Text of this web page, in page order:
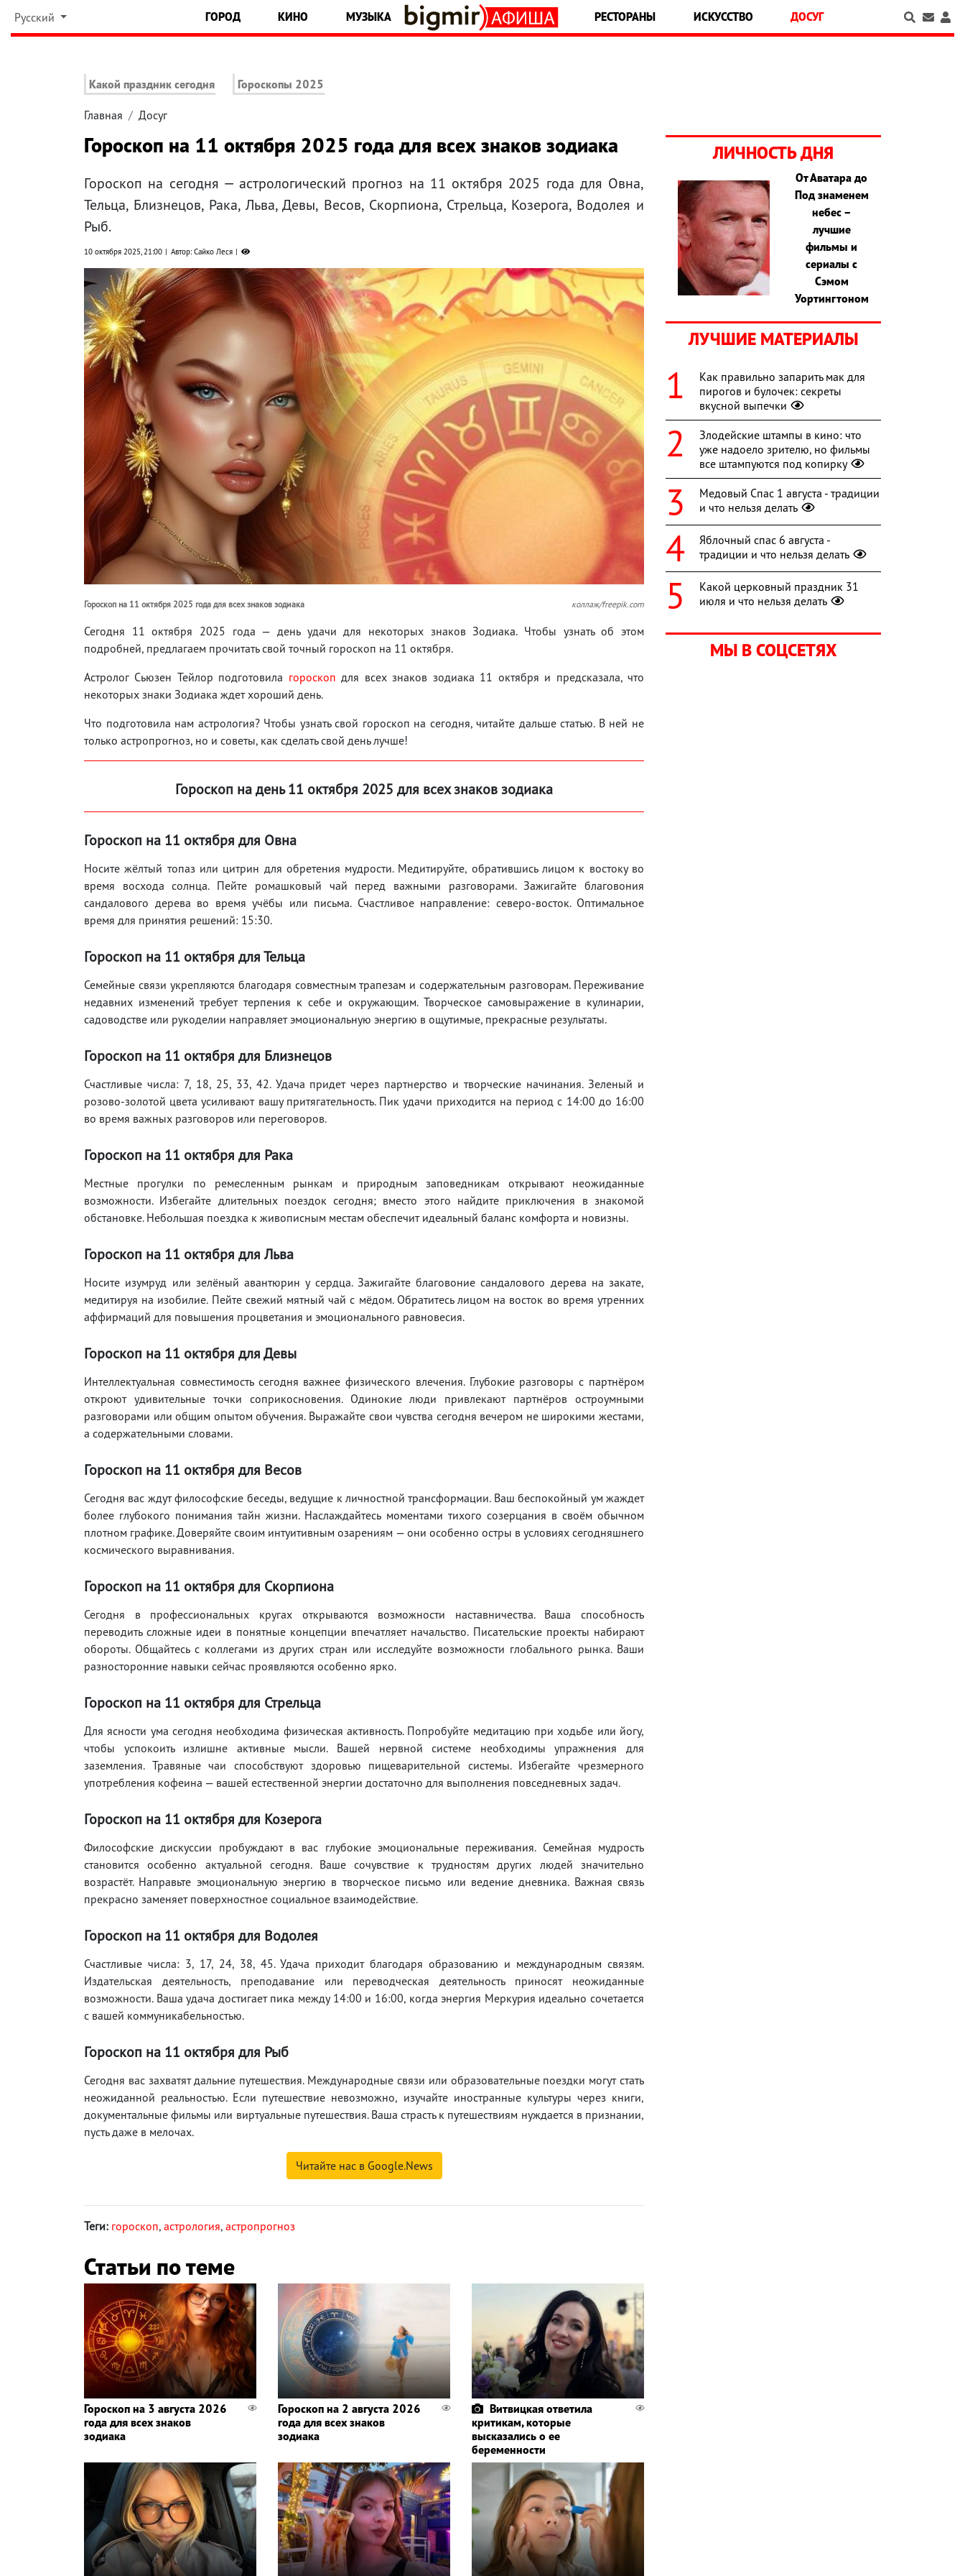
Русский ГОРОД КИНО МУЗЫКА РЕСТОРАНЫ ИСКУССТВО ДОСУГ
Какой праздник сегодня Гороскопы 2025
Главная Досуг
Гороскоп на 11 октября 2025 года для всех знаков зодиака
Гороскоп на сегодня — астрологический прогноз на 11 октября 2025 года для Овна,
Тельца, Близнецов, Рака, Льва, Девы, Весов, Скорпиона, Стрельца, Козерога, Водолея и
Рыб.
10 октября 2025, 21:00 Автор: Сайко Леся
Гороскоп на 11 октября 2025 года для всех знаков зодиака коллаж/freepik.com
Сегодня 11 октября 2025 года — день удачи для некоторых знаков Зодиака. Чтобы узнать об этом
подробней, предлагаем прочитать свой точный гороскоп на 11 октября.
Астролог Сьюзен Тейлор подготовила гороскоп для всех знаков зодиака 11 октября и предсказала, что
некоторых знаки Зодиака ждет хороший день.
Что подготовила нам астрология? Чтобы узнать свой гороскоп на сегодня, читайте дальше статью. В ней не
только астропрогноз, но и советы, как сделать свой день лучше!
Гороскоп на день 11 октября 2025 для всех знаков зодиака
Гороскоп на 11 октября для Овна
Носите жёлтый топаз или цитрин для обретения мудрости. Медитируйте, обратившись лицом к востоку во
время восхода солнца. Пейте ромашковый чай перед важными разговорами. Зажигайте благовония
сандалового дерева во время учёбы или письма. Счастливое направление: северо-восток. Оптимальное
время для принятия решений: 15:30.
Гороскоп на 11 октября для Тельца
Семейные связи укрепляются благодаря совместным трапезам и содержательным разговорам. Переживание
недавних изменений требует терпения к себе и окружающим. Творческое самовыражение в кулинарии,
садоводстве или рукоделии направляет эмоциональную энергию в ощутимые, прекрасные результаты.
Гороскоп на 11 октября для Близнецов
Счастливые числа: 7, 18, 25, 33, 42. Удача придет через партнерство и творческие начинания. Зеленый и
розово-золотой цвета усиливают вашу притягательность. Пик удачи приходится на период с 14:00 до 16:00
во время важных разговоров или переговоров.
Гороскоп на 11 октября для Рака
Местные прогулки по ремесленным рынкам и природным заповедникам открывают неожиданные
возможности. Избегайте длительных поездок сегодня; вместо этого найдите приключения в знакомой
обстановке. Небольшая поездка к живописным местам обеспечит идеальный баланс комфорта и новизны.
Гороскоп на 11 октября для Льва
Носите изумруд или зелёный авантюрин у сердца. Зажигайте благовоние сандалового дерева на закате,
медитируя на изобилие. Пейте свежий мятный чай с мёдом. Обратитесь лицом на восток во время утренних
аффирмаций для повышения процветания и эмоционального равновесия.
Гороскоп на 11 октября для Девы
Интеллектуальная совместимость сегодня важнее физического влечения. Глубокие разговоры с партнёром
откроют удивительные точки соприкосновения. Одинокие люди привлекают партнёров остроумными
разговорами или общим опытом обучения. Выражайте свои чувства сегодня вечером не широкими жестами,
а содержательными словами.
Гороскоп на 11 октября для Весов
Сегодня вас ждут философские беседы, ведущие к личностной трансформации. Ваш беспокойный ум жаждет
более глубокого понимания тайн жизни. Наслаждайтесь моментами тихого созерцания в своём обычном
плотном графике. Доверяйте своим интуитивным озарениям — они особенно остры в условиях сегодняшнего
космического выравнивания.
Гороскоп на 11 октября для Скорпиона
Сегодня в профессиональных кругах открываются возможности наставничества. Ваша способность
переводить сложные идеи в понятные концепции впечатляет начальство. Писательские проекты набирают
обороты. Общайтесь с коллегами из других стран или исследуйте возможности глобального рынка. Ваши
разносторонние навыки сейчас проявляются особенно ярко.
Гороскоп на 11 октября для Стрельца
Для ясности ума сегодня необходима физическая активность. Попробуйте медитацию при ходьбе или йогу,
чтобы успокоить излишне активные мысли. Вашей нервной системе необходимы упражнения для
заземления. Травяные чаи способствуют здоровью пищеварительной системы. Избегайте чрезмерного
употребления кофеина — вашей естественной энергии достаточно для выполнения повседневных задач.
Гороскоп на 11 октября для Козерога
Философские дискуссии пробуждают в вас глубокие эмоциональные переживания. Семейная мудрость
становится особенно актуальной сегодня. Ваше сочувствие к трудностям других людей значительно
возрастёт. Направьте эмоциональную энергию в творческое письмо или ведение дневника. Важная связь
прекрасно заменяет поверхностное социальное взаимодействие.
Гороскоп на 11 октября для Водолея
Счастливые числа: 3, 17, 24, 38, 45. Удача приходит благодаря образованию и международным связям.
Издательская деятельность, преподавание или переводческая деятельность приносят неожиданные
возможности. Ваша удача достигает пика между 14:00 и 16:00, когда энергия Меркурия идеально сочетается
с вашей коммуникабельностью.
Гороскоп на 11 октября для Рыб
Сегодня вас захватят дальние путешествия. Международные связи или образовательные поездки могут стать
неожиданной реальностью. Если путешествие невозможно, изучайте иностранные культуры через книги,
документальные фильмы или виртуальные путешествия. Ваша страсть к путешествиям нуждается в признании,
пусть даже в мелочах.
Читайте нас в Google.News
Теги: гороскоп, астрология, астропрогноз
Статьи по теме
Гороскоп на 3 августа 2026
года для всех знаков
зодиака
Гороскоп на 2 августа 2026
года для всех знаков
зодиака
Витвицкая ответила
критикам, которые
высказались о ее
беременности
ЛИЧНОСТЬ ДНЯ
От Аватара до
Под знаменем
небес –
лучшие
фильмы и
сериалы с
Сэмом
Уортингтоном
ЛУЧШИЕ МАТЕРИАЛЫ
Как правильно запарить мак для
пирогов и булочек: секреты
вкусной выпечки
Злодейские штампы в кино: что
уже надоело зрителю, но фильмы
все штампуются под копирку
Медовый Спас 1 августа - традиции
и что нельзя делать
Яблочный спас 6 августа -
традиции и что нельзя делать
Какой церковный праздник 31
июля и что нельзя делать
МЫ В СОЦСЕТЯХ